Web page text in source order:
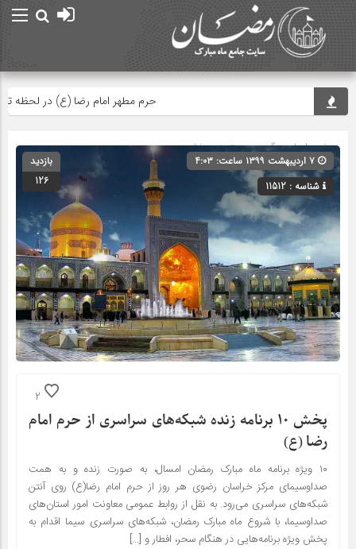
حرم مطهر امام رضا (ع) در لحظه
صفحه اصلی» گروه » دسته‌بندی نشده
شناسه : 11512
بازدید
126
2
پخش ۱۰ برنامه زنده شبکه‌های سراسری از حرم امام
رضا (ع)
۱۰ ویژه برنامه ماه مبارک رمضان امسال، به صورت زنده و به همت
صداوسیمای مرکز خراسان رضوی هر روز از حرم امام رضا(ع) روی آنتن
شبکه‌های سراسری می‌رود. به نقل از روابط عمومی معاونت امور استان‌های
صداوسیما، با شروع ماه مبارک رمضان، شبکه‌های سراسری سیما اقدام به
پخش ویژه برنامه‌هایی در هنگام سحر، افطار و […]